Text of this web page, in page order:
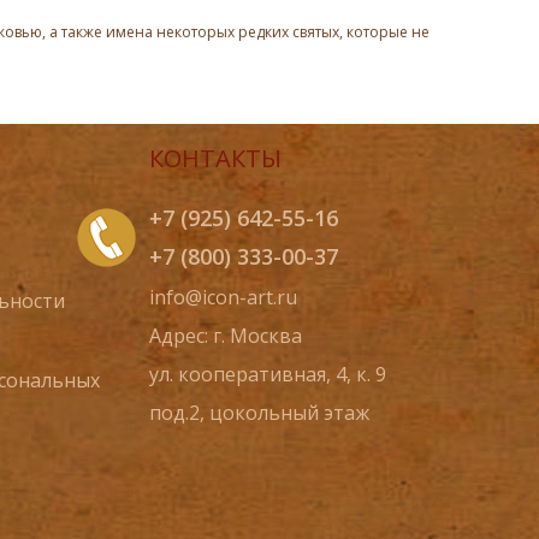
а также имена некоторых редких святых, которые не
КОНТАКТЫ
+7 (925) 642-55-16
+7 (800) 333-00-37
info@icon-art.ru
Адрес: г. Москва
ул. кооперативная, 4, к. 9
под.2, цокольный этаж